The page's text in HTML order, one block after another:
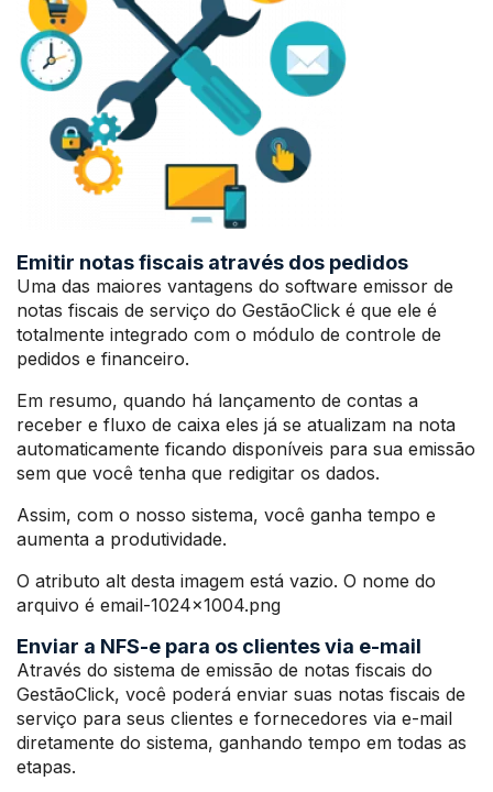
Emitir notas fiscais através dos pedidos
Uma das maiores vantagens do software emissor de
notas fiscais de serviço do GestãoClick é que ele é
totalmente integrado com o módulo de controle de
pedidos e financeiro.
Em resumo, quando há lançamento de contas a
receber e fluxo de caixa eles já se atualizam na nota
automaticamente ficando disponíveis para sua emissão
sem que você tenha que redigitar os dados.
Assim, com o nosso sistema, você ganha tempo e
aumenta a produtividade.
O atributo alt desta imagem está vazio. O nome do
arquivo é email-1024×1004.png
Enviar a NFS-e para os clientes via e-mail
Através do sistema de emissão de notas fiscais do
GestãoClick, você poderá enviar suas notas fiscais de
serviço para seus clientes e fornecedores via e-mail
diretamente do sistema, ganhando tempo em todas as
etapas.